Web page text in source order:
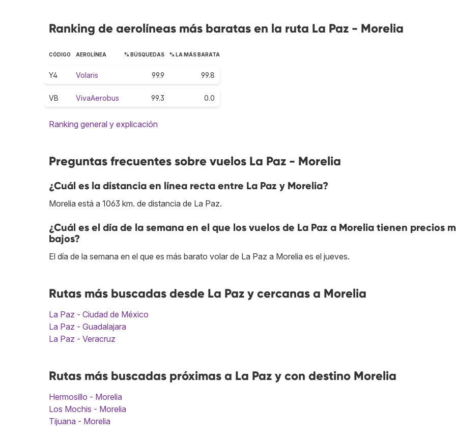
Ranking de aerolíneas más baratas en la ruta La Paz - Morelia
CÓDIGO AEROLÍNEA % BÚSQUEDAS % LA MÁS BARATA
Y4 Volaris 99.9 99.8
VB VivaAerobus 99.3 0.0
Ranking general y explicación
Preguntas frecuentes sobre vuelos La Paz - Morelia
¿Cuál es la distancia en línea recta entre La Paz y Morelia?
Morelia está a 1063 km. de distancia de La Paz.
¿Cuál es el día de la semana en el que los vuelos de La Paz a Morelia tienen precios
bajos?
El día de la semana en el que es más barato volar de La Paz a Morelia es el jueves.
Rutas más buscadas desde La Paz y cercanas a Morelia
La Paz - Ciudad de México
La Paz - Guadalajara
La Paz - Veracruz
Rutas más buscadas próximas a La Paz y con destino Morelia
Hermosillo - Morelia
Los Mochis - Morelia
Tijuana - Morelia